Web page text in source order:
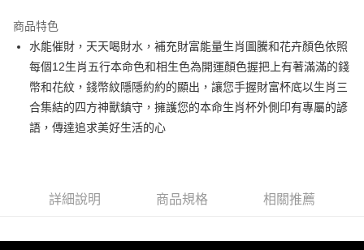
3.實際核准額度、可分期數及費用金額請依後續交易確認頁面所載為準。
4.訂單成立30分鐘內，如未前往確認交易或遇審核未通過，訂單將自動取
消。如遇「轉專審核」未通過狀況，表示未達大哥付你分期系統評分，恕無
法說明評估內容。
1.分期款項不併入電信帳單，「大哥付你分期」於每月結算日後寄送繳費提
醒簡訊。
2.透過簡訊連結打開帳單後，可選擇「超商條碼／台灣大直營門市／銀行轉
帳／街口支付／iPASS MONEY」等通路繳費。
用戶於交易時，得透過本服務購買商品或服務，並由商店將買賣／分期付款
買賣價金債權讓與本公司後，依約使用本公司帳單繳交帳款。
運送方式
付款後全家取貨(訂單門檻$4000以下)
每筆NT$120，滿NT$1,500(含以上)免運費
付款後萊爾富取貨(訂單門檻$4000以下)
每筆NT$120，滿NT$1,500(含以上)免運費
商品特色
水能催財，天天喝財水，補充財富能量生肖圖騰和花卉顏色依照
每個12生肖五行本命色和相生色為開運顏色握把上有著滿滿的錢
幣和花紋，錢幣紋隱隱約約的顯出，讓您手握財富杯底以生肖三
合集結的四方神獸鎮守，擁護您的本命生肖杯外側印有專屬的諺
語，傳達追求美好生活的心
詳細說明 商品規格 相關推薦